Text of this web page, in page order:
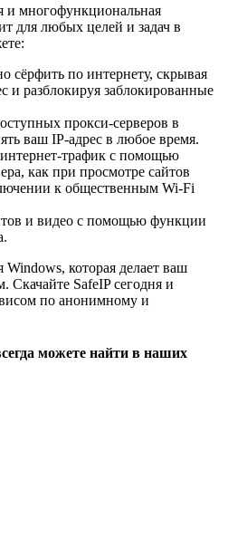
и многофункциональная
для любых целей и задач в
сёрфить по интернету, скрывая
и разблокируя заблокированные
прокси-серверов в
ваш IP-адрес в любое время.
трафик с помощью
как при просмотре сайтов
к общественным Wi-Fi
и видео с помощью функции
которая делает ваш
Скачайте SafeIP сегодня и
по анонимному и
можете найти в наших